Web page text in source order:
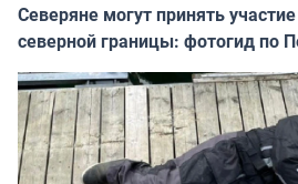
Северяне могут принять
северной границы: фотогид по